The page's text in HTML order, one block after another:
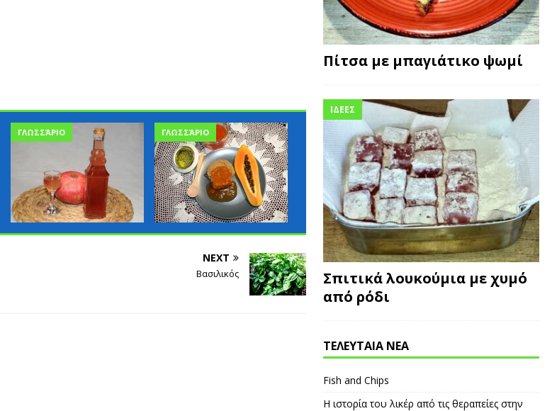
ΓΛΩΣΣΆΡΙΟ ΓΛΩΣΣΆΡΙΟ ΓΛΩΣΣΆΡΙΟ
NEXT
Βασιλικός
Πίτσα με μπαγιάτικο ψωμί
ΙΔΕΕΣ
Σπιτικά λουκούμια με χυμό
από ρόδι
ΤΕΛΕΥΤΑΙΑ ΝΕΑ
Fish and Chips
Η ιστορία του λικέρ από τις θεραπείες στην